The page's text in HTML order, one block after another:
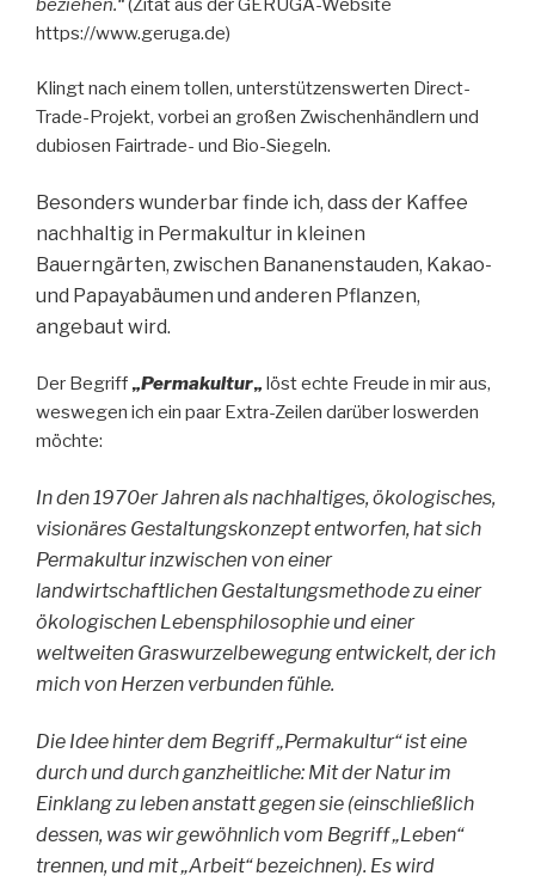
https://www.geruga.de)
Klingt nach einem tollen, unterstützenswerten Direct-
Trade-Projekt, vorbei an großen Zwischenhändlern und
dubiosen Fairtrade- und Bio-Siegeln.
Besonders wunderbar finde ich, dass der Kaffee
nachhaltig in Permakultur in kleinen
Bauerngärten, zwischen Bananenstauden, Kakao-
und Papayabäumen und anderen Pflanzen,
angebaut wird.
Der Begriff „Permakultur„ löst echte Freude in mir aus,
weswegen ich ein paar Extra-Zeilen darüber loswerden
möchte:
In den 1970er Jahren als nachhaltiges, ökologisches,
visionäres Gestaltungskonzept entworfen, hat sich
Permakultur inzwischen von einer
landwirtschaftlichen Gestaltungsmethode zu einer
ökologischen Lebensphilosophie und einer
weltweiten Graswurzelbewegung entwickelt, der ich
mich von Herzen verbunden fühle.
Die Idee hinter dem Begriff „Permakultur“ ist eine
durch und durch ganzheitliche: Mit der Natur im
Einklang zu leben anstatt gegen sie (einschließlich
dessen, was wir gewöhnlich vom Begriff „Leben“
trennen, und mit „Arbeit“ bezeichnen). Es wird